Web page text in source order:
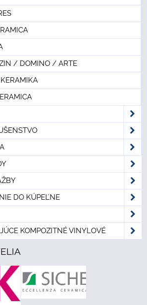
/ DOMINO / ARTE
DO KÚPEĽNE
KOMPOZITNÉ VINYLOVÉ